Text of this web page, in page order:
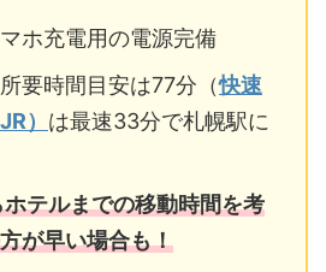
ホ充電用の電源完備
要時間目安は77分（快速
） は最速33分で札幌駅に
テルまでの移動時間を考
が早い場合も！